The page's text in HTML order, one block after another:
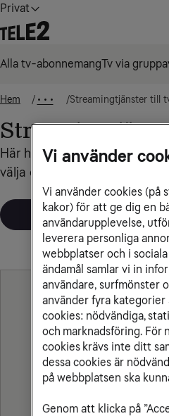
Privat
Alla tv-abonnemangTv via
Hem • • • Streamingtjänster till
Här har vi samlat alla
välja eller köpa till i ditt tv-
Våra tv- och
Vi använder
Vi använder cookies (på
kakor) för att ge dig en
användarupplevelse,
leverera personliga
webbplatser och i
ändamål samlar vi in
användare, surfmönster
använder fyra kategorier
cookies: nödvändiga,
och marknadsföring. För
cookies krävs inte ditt
dessa cookies är
på webbplatsen ska
Genom att klicka på